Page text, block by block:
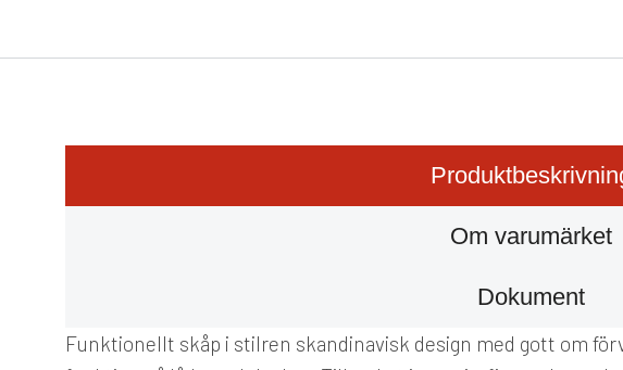
Om varumärket
Dokument
Funktionellt skåp i stilren skandinavisk design med gott om